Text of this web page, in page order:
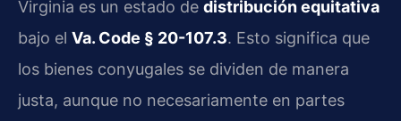
Virginia es un estado de distribución equitativa
bajo el Va. Code § 20-107.3. Esto significa que
los bienes conyugales se dividen de manera
justa, aunque no necesariamente en partes